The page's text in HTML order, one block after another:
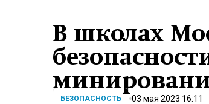
В школах
БЕЗОПАСНОСТЬ 03 мая 2023 16:11